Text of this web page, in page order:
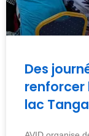
Des
renforcer
lac